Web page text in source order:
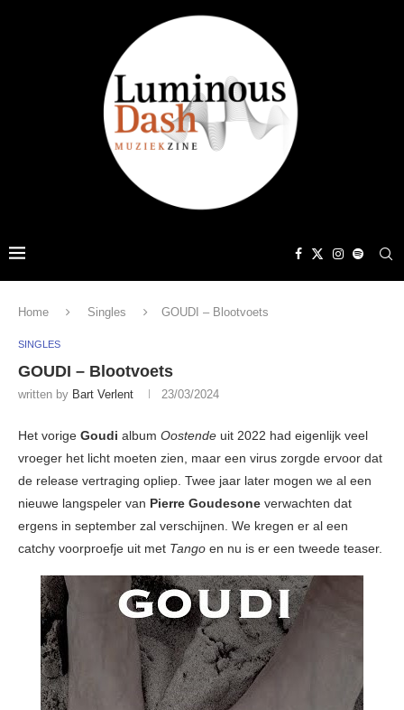
Home Singles GOUDI – Blootvoets
SINGLES
GOUDI – Blootvoets
written by Bart Verlent 23/03/2024
Het vorige Goudi album Oostende uit 2022 had eigenlijk veel
vroeger het licht moeten zien, maar een virus zorgde ervoor dat
de release vertraging opliep. Twee jaar later mogen we al een
nieuwe langspeler van Pierre Goudesone verwachten dat
ergens in september zal verschijnen. We kregen er al een
catchy voorproefje uit met Tango en nu is er een tweede teaser.